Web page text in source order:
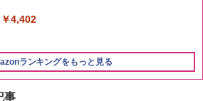
￥4,402
ランキングをもっと見る
事